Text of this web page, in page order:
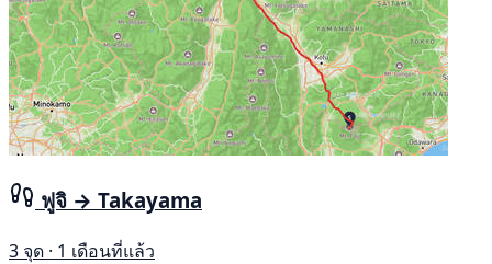
ฟูจิ → Takayama
3 จุด · 1 เดือนที่แล้ว